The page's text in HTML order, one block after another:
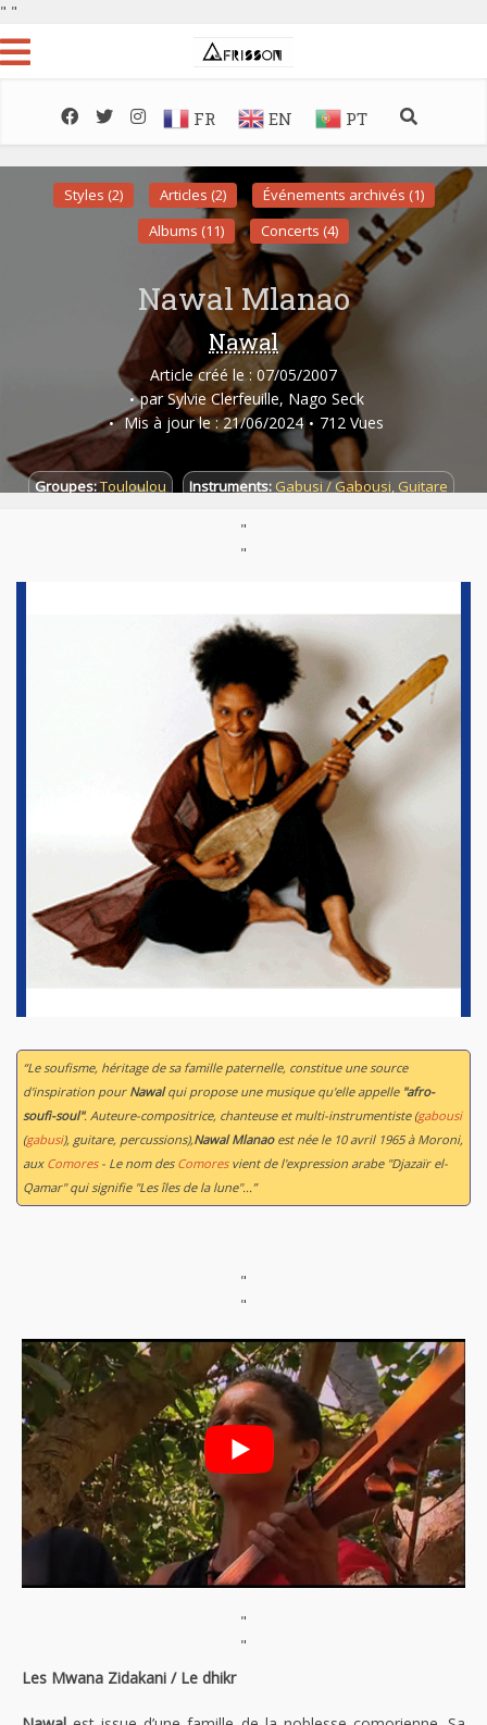
" "
FR EN PT
Styles (2) Articles (2)
Événements archivés (1)
Albums (11)
Concerts (4)
Nawal Mlanao
Nawal
Article créé le : 07/05/2007
par Sylvie Clerfeuille, Nago Seck
Mis à jour le : 21/06/2024
712 Vues
Groupes:Touloulou Instruments: Gabusi / Gabousi, Guitare
Mgodro
"
"
“Le soufisme, héritage de sa famille paternelle, constitue une source
d'inspiration pour Nawalqui propose une musique qu'elle appelle "afro-
soufi-soul". Auteure-compositrice, chanteuse et multi-instrumentiste (gabousi
(gabusi), guitare, percussions),Nawal Mlanaoest née le 10 avril 1965 à Moroni,
aux Comores- Le nom des Comoresvient de l'expression arabe "Djazaïr el-
Qamar" qui signifie "Les îles de la lune"...”
"
"
"
"
Les Mwana Zidakani / Le dhikr